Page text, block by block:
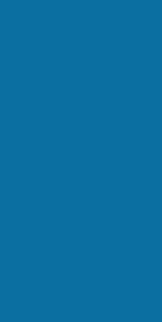
Главной
храмовая
индийских
особыми
приемами. Это то,
региональных
Планировка
Калингийские
включающей
Дэул или
Джагамохана
Натамандир
Бхогамандапа
Характерные
Вертикальное